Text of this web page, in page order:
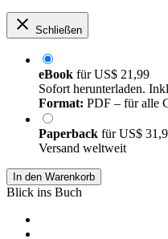
Schließen
eBook fürUS$ 21,99
Sofort herunterladen.
Format: PDF – für alle
Paperback fürUS$
Versand weltweit
In den Warenkorb
Blick ins Buch